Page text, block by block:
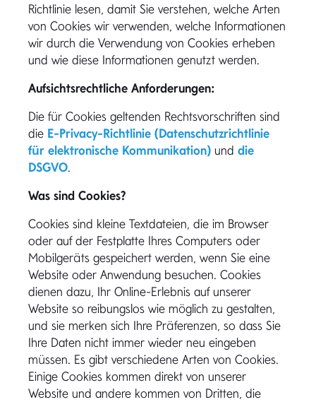
Richtlinie lesen, damit Sie verstehen, welche Arten
von Cookies wir verwenden, welche Informationen
wir durch die Verwendung von Cookies erheben
und wie diese Informationen genutzt werden.
Aufsichtsrechtliche Anforderungen:
Die für Cookies geltenden Rechtsvorschriften sind
die E-Privacy-Richtlinie (Datenschutzrichtlinie
für elektronische Kommunikation) und die
DSGVO.
Was sind Cookies?
Cookies sind kleine Textdateien, die im Browser
oder auf der Festplatte Ihres Computers oder
Mobilgeräts gespeichert werden, wenn Sie eine
Website oder Anwendung besuchen. Cookies
dienen dazu, Ihr Online-Erlebnis auf unserer
Website so reibungslos wie möglich zu gestalten,
und sie merken sich Ihre Präferenzen, so dass Sie
Ihre Daten nicht immer wieder neu eingeben
müssen. Es gibt verschiedene Arten von Cookies.
Einige Cookies kommen direkt von unserer
Website und andere kommen von Dritten, die